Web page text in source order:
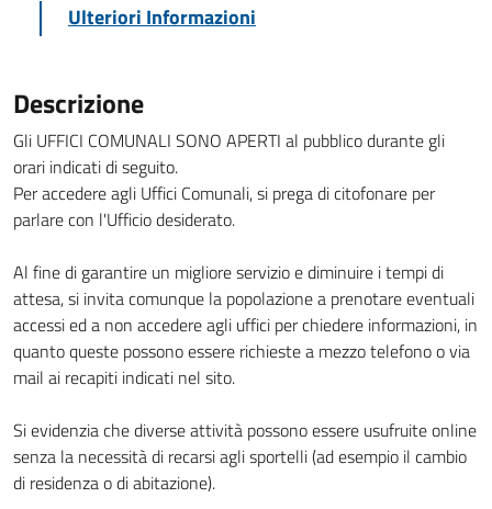
Ulteriori Informazioni
Descrizione
Gli UFFICI COMUNALI SONO APERTI al pubblico durante gli
orari indicati di seguito.
Per accedere agli Uffici Comunali, si prega di citofonare per
parlare con l'Ufficio desiderato.
Al fine di garantire un migliore servizio e diminuire i tempi di
attesa, si invita comunque la popolazione a prenotare eventuali
accessi ed a non accedere agli uffici per chiedere informazioni, in
quanto queste possono essere richieste a mezzo telefono o via
mail ai recapiti indicati nel sito.
Si evidenzia che diverse attività possono essere usufruite online
senza la necessità di recarsi agli sportelli (ad esempio il cambio
di residenza o di abitazione).